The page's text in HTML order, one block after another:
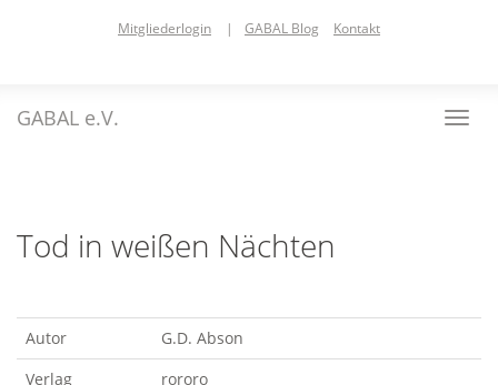
Mitgliederlogin | GABAL Blog Kontakt
GABAL e.V.
Tod in weißen Nächten
Autor
G.D. Abson
Verlag
rororo